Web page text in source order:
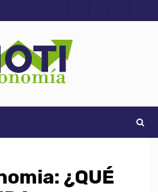
Noti-
economía
¿QUÉ